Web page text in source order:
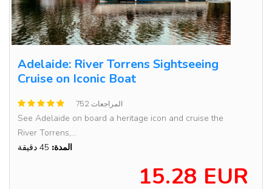
Adelaide: River Torrens Sightseeing
Cruise on Iconic Boat
752 المراجعات
See Adelaide on board a heritage icon and cruise the
River Torrens,...
المدة:
15.28 EUR